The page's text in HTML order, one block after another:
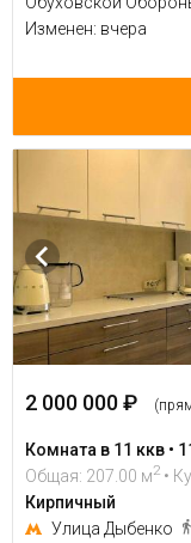
Изменен: вчера
2 000 000 ₽
Комната в 11 ккв •
Общая: 207.00 м2 •
Кирпичный
Улица Дыбенко